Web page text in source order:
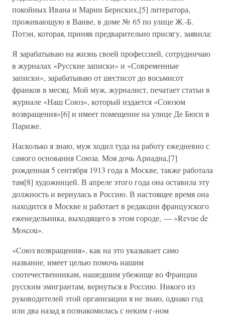
покойных Ивана и Марии Бернских,[5] литератора,
проживающую в Ванве, в доме № 65 по улице Ж.-Б.
Потэн, которая, приняв предварительно присягу, заявила:
Я зарабатываю на жизнь своей профессией, сотрудничаю
в журналах «Русские записки» и «Современные
записки», зарабатываю от шестисот до восьмисот
франков в месяц. Мой муж, журналист, печатает статьи в
журнале «Наш Союз», который издается «Союзом
возвращения»[6] и имеет помещение на улице Де Бюси в
Париже.
Насколько я знаю, муж ходил туда на работу ежедневно с
самого основания Союза. Моя дочь Ариадна,[7]
рожденная 5 сентября 1913 года в Москве, также работала
там[8] художницей. В апреле этого года она оставила эту
должность и вернулась в Россию. В настоящее время она
находится в Москве и работает в редакции французского
еженедельника, выходящего в этом городе, — «Revue de
Moscou».
«Союз возвращения», как на это указывает само
название, имеет целью помочь нашим
соотечественникам, нашедшим убежище во Франции
русским эмигрантам, вернуться в Россию. Никого из
руководителей этой организации я не знаю, однако год
или два назад я познакомилась с неким г-ном